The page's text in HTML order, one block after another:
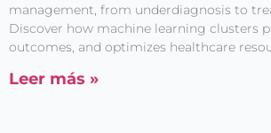
management, from underdiagnosis to
Discover how machine learning clusters
outcomes, and optimizes healthcare
Leer más »